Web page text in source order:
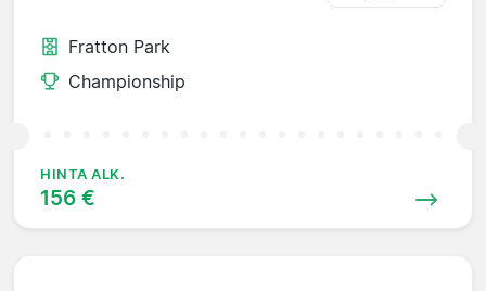
Fratton Park
Championship
HINTA ALK.
156 €